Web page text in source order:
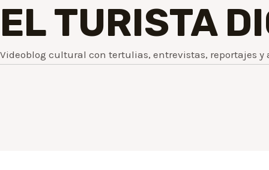
EL TURISTA
Videoblog cultural con tertulias, entrevistas, reportajes y